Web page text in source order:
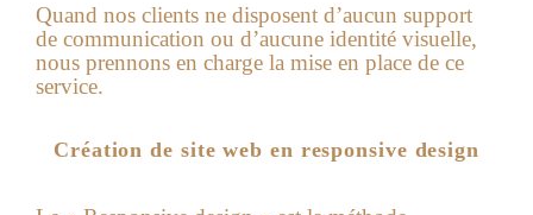
Quand nos clients ne disposent d’aucun support
de communication ou d’aucune identité visuelle,
nous prennons en charge la mise en place de ce
service.
Création de site web en responsive design